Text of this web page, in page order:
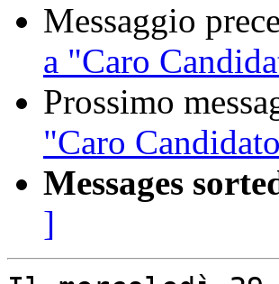
Messaggio
a "Caro
Prossimo
"Caro
Messages
]